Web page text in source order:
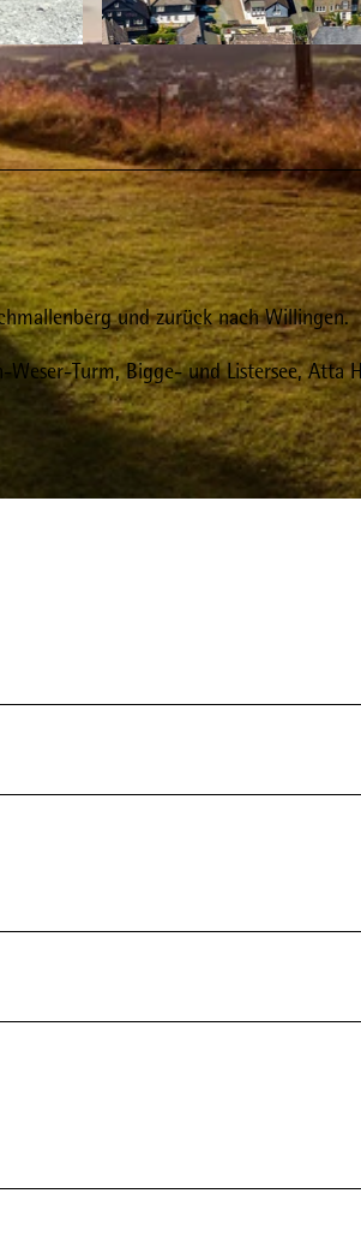
© Hans Blossey |
und zurück nach Willingen.
Weser-Turm, Bigge- und Listersee, Atta